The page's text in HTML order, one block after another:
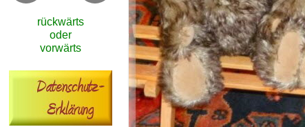
rückwärts
oder
vorwärts